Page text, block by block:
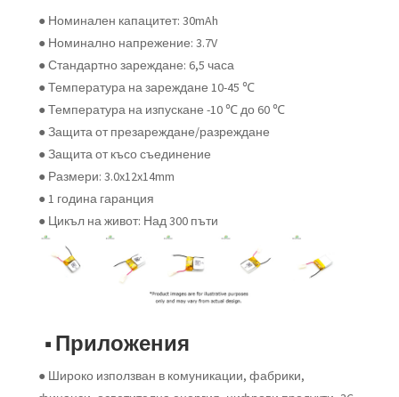
● Номинален капацитет: 30mAh
● Номинално напрежение: 3.7V
● Стандартно зареждане: 6,5 часа
● Температура на зареждане 10-45 ℃
● Температура на изпускане -10 ℃ до 60 ℃
● Защита от презареждане/разреждане
● Защита от късо съединение
● Размери: 3.0x12x14mm
● 1 година гаранция
● Цикъл на живот: Над 300 пъти
■ Приложения
● Широко използван в комуникации, фабрики,